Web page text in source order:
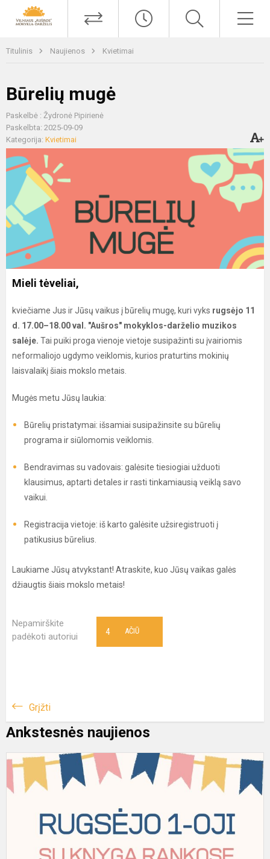
Titulinis Naujienos Kvietimai
Būrelių mugė
Paskelbė : Žydronė Pipirienė
Paskelbta: 2025-09-09
Kategorija: Kvietimai
Mieli tėveliai,
kviečiame Jus ir Jūsų vaikus į būrelių mugę, kuri vyks rugsėjo 11
d. 17.00–18.00 val. "Aušros" mokyklos-darželio muzikos
salėje. Tai puiki proga vienoje vietoje susipažinti su įvairiomis
neformaliojo ugdymo veiklomis, kurios praturtins mokinių
laisvalaikį šiais mokslo metais.
Mugės metu Jūsų laukia:
Būrelių pristatymai: išsamiai susipažinsite su būrelių
programa ir siūlomomis veiklomis.
Bendravimas su vadovais: galėsite tiesiogiai užduoti
klausimus, aptarti detales ir rasti tinkamiausią veiklą savo
vaikui.
Registracija vietoje: iš karto galėsite užsiregistruoti į
patikusius būrelius.
Laukiame Jūsų atvykstant! Atraskite, kuo Jūsų vaikas galės
džiaugtis šiais mokslo metais!
Nepamirškite
padėkoti autoriui
AČIŪ
4
Grįžti
Ankstesnės naujienos